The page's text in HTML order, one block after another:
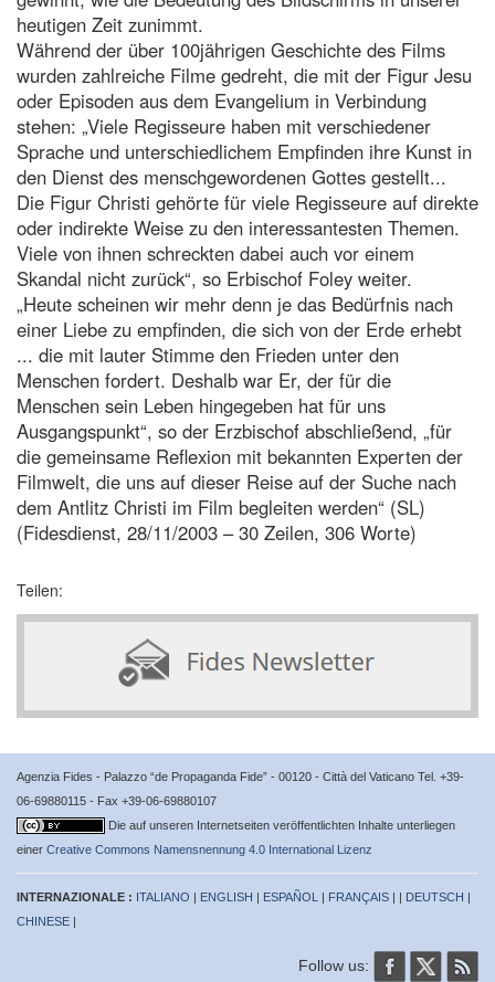
heutigen Zeit zunimmt.
Während der über 100jährigen Geschichte des Films
wurden zahlreiche Filme gedreht, die mit der Figur Jesu
oder Episoden aus dem Evangelium in Verbindung
stehen: „Viele Regisseure haben mit verschiedener
Sprache und unterschiedlichem Empfinden ihre Kunst in
den Dienst des menschgewordenen Gottes gestellt...
Die Figur Christi gehörte für viele Regisseure auf direkte
oder indirekte Weise zu den interessantesten Themen.
Viele von ihnen schreckten dabei auch vor einem
Skandal nicht zurück“, so Erbischof Foley weiter.
„Heute scheinen wir mehr denn je das Bedürfnis nach
einer Liebe zu empfinden, die sich von der Erde erhebt
... die mit lauter Stimme den Frieden unter den
Menschen fordert. Deshalb war Er, der für die
Menschen sein Leben hingegeben hat für uns
Ausgangspunkt“, so der Erzbischof abschließend, „für
die gemeinsame Reflexion mit bekannten Experten der
Filmwelt, die uns auf dieser Reise auf der Suche nach
dem Antlitz Christi im Film begleiten werden“ (SL)
(Fidesdienst, 28/11/2003 – 30 Zeilen, 306 Worte)
Teilen:
Agenzia Fides - Palazzo “de Propaganda Fide” - 00120 - Città del Vaticano Tel. +39-
06-69880115 - Fax +39-06-69880107
Die auf unseren Internetseiten veröffentlichten Inhalte unterliegen
einer Creative Commons Namensnennung 4.0 International Lizenz
INTERNAZIONALE : ITALIANO | ENGLISH | ESPAÑOL | FRANÇAIS | | DEUTSCH |
CHINESE |
Follow us: